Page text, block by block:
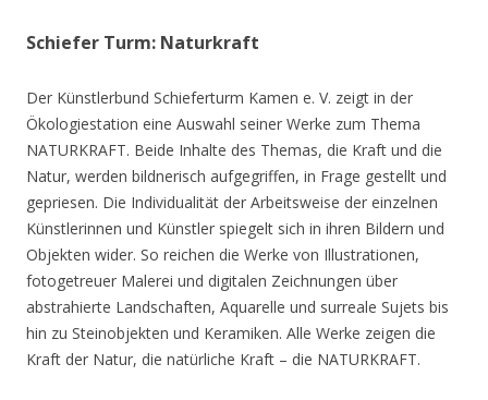
Schiefer Turm: Naturkraft
Der Künstlerbund Schieferturm Kamen e. V. zeigt in der
Ökologiestation eine Auswahl seiner Werke zum Thema
NATURKRAFT. Beide Inhalte des Themas, die Kraft und die
Natur, werden bildnerisch aufgegriffen, in Frage gestellt und
gepriesen. Die Individualität der Arbeitsweise der einzelnen
Künstlerinnen und Künstler spiegelt sich in ihren Bildern und
Objekten wider. So reichen die Werke von Illustrationen,
fotogetreuer Malerei und digitalen Zeichnungen über
abstrahierte Landschaften, Aquarelle und surreale Sujets bis
hin zu Steinobjekten und Keramiken. Alle Werke zeigen die
Kraft der Natur, die natürliche Kraft – die NATURKRAFT.